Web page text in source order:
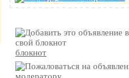
блокнот